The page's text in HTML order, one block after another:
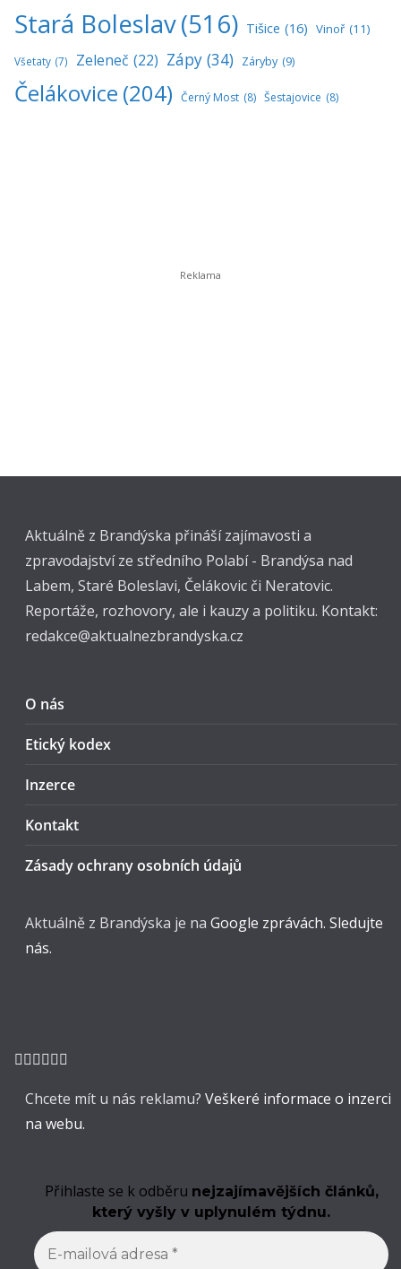
Stará Boleslav(516) Tišice (16) Vinoř (11)
Všetaty (7) Zeleneč (22) Zápy (34) Záryby (9)
Čelákovice (204) Černý Most (8) Šestajovice (8)
Aktuálně z Brandýska přináší zajímavosti a
zpravodajství ze středního Polabí - Brandýsa nad
Labem, Staré Boleslavi, Čelákovic či Neratovic.
Reportáže, rozhovory, ale i kauzy a politiku. Kontakt:
redakce@aktualnezbrandyska.cz
O nás
Etický kodex
Inzerce
Kontakt
Zásady ochrany osobních údajů
Aktuálně z Brandýska je na Google zprávách. Sledujte
nás.
Chcete mít u nás reklamu? Veškeré informace o inzerci
na webu.
Přihlaste se k odběru nejzajímavějších článků,
který vyšly v uplynulém týdnu.